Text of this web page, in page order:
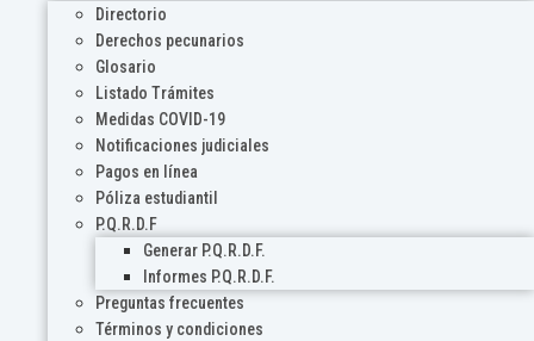
Directorio
Derechos pecunarios
Glosario
Listado Trámites
Medidas COVID-19
Notificaciones judiciales
Pagos en línea
Póliza estudiantil
P.Q.R.D.F
Generar P.Q.R.D.F.
Informes P.Q.R.D.F.
Preguntas frecuentes
Términos y condiciones